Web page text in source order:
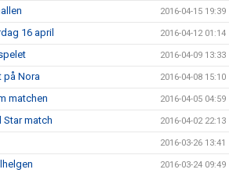
2016-04-15 19:39
16 april 2016-04-12 01:14
2016-04-09 13:33
på Nora 2016-04-08 15:10
matchen 2016-04-05 04:59
Star match 2016-04-02 22:13
2016-03-26 13:41
2016-03-24 09:49